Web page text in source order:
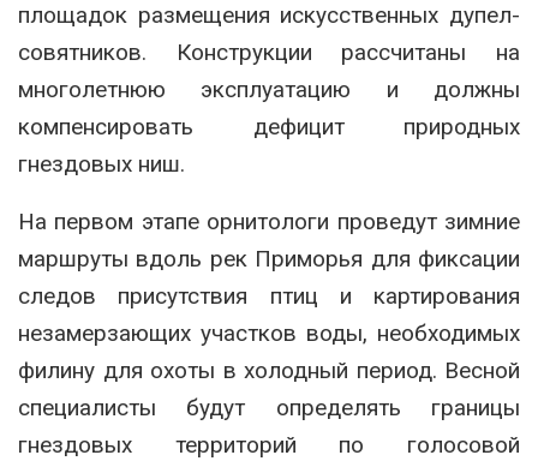
площадок размещения искусственных дупел-
совятников. Конструкции рассчитаны на
многолетнюю эксплуатацию и должны
компенсировать дефицит природных
гнездовых ниш.
На первом этапе орнитологи проведут зимние
маршруты вдоль рек Приморья для фиксации
следов присутствия птиц и картирования
незамерзающих участков воды, необходимых
филину для охоты в холодный период. Весной
специалисты будут определять границы
гнездовых территорий по голосовой